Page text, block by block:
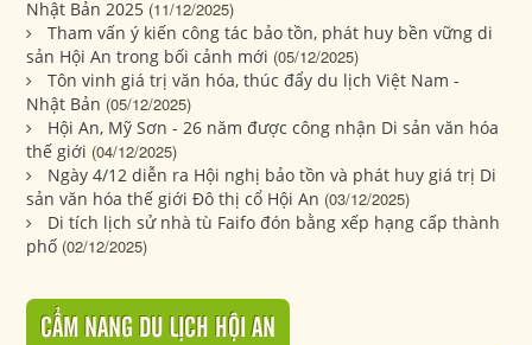
Nhật Bản 2025 (11/12/2025)
Tham vấn ý kiến công tác bảo tồn, phát huy bền vững di
sản Hội An trong bối cảnh mới (05/12/2025)
Tôn vinh giá trị văn hóa, thúc đẩy du lịch Việt Nam -
Nhật Bản (05/12/2025)
Hội An, Mỹ Sơn - 26 năm được công nhận Di sản văn hóa
thế giới (04/12/2025)
Ngày 4/12 diễn ra Hội nghị bảo tồn và phát huy giá trị Di
sản văn hóa thế giới Đô thị cổ Hội An (03/12/2025)
Di tích lịch sử nhà tù Faifo đón bằng xếp hạng cấp thành
phố (02/12/2025)
CẨM NANG DU LỊCH HỘI AN